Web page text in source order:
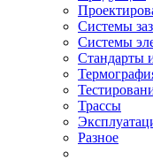
Системы
Системы
Стандарты
Трассы
Разное